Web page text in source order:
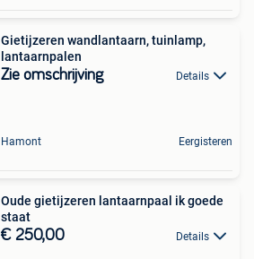
Gietijzeren wandlantaarn, tuinlamp,
lantaarnpalen
Zie omschrijving Details
Hamont Eergisteren
Oude gietijzeren lantaarnpaal ik goede
staat
€ 250,00 Details